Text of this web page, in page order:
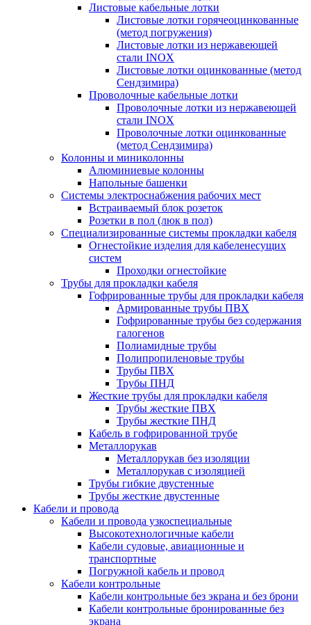
Листовые кабельные лотки
Листовые лотки горячеоцинкованные
(метод погружения)
Листовые лотки из нержавеющей
стали INOX
Листовые лотки оцинкованные (метод
Сендзимира)
Проволочные кабельные лотки
Проволочные лотки из нержавеющей
стали INOX
Проволочные лотки оцинкованные
(метод Сендзимира)
Колонны и миниколонны
Алюминиевые колонны
Напольные башенки
Системы электроснабжения рабочих мест
Встраиваемый блок розеток
Розетки в пол (люк в пол)
Специализированные системы прокладки кабеля
Огнестойкие изделия для кабеленесущих
систем
Проходки огнестойкие
Трубы для прокладки кабеля
Гофрированные трубы для прокладки кабеля
Армированные трубы ПВХ
Гофрированные трубы без содержания
галогенов
Полиамидные трубы
Полипропиленовые трубы
Трубы ПВХ
Трубы ПНД
Жесткие трубы для прокладки кабеля
Трубы жесткие ПВХ
Трубы жесткие ПНД
Кабель в гофрированной трубе
Металлорукав
Металлорукав без изоляции
Металлорукав с изоляцией
Трубы гибкие двустенные
Трубы жесткие двустенные
Кабели и провода
Кабели и провода узкоспециальные
Высокотехнологичные кабели
Кабели судовые, авиационные и
транспортные
Погружной кабель и провод
Кабели контрольные
Кабели контрольные без экрана и без брони
Кабели контрольные бронированные без
экрана